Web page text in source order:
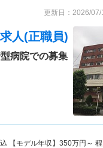
更新日：2026/
人(正職員)
病院での募集
【モデル年収】 350万円～